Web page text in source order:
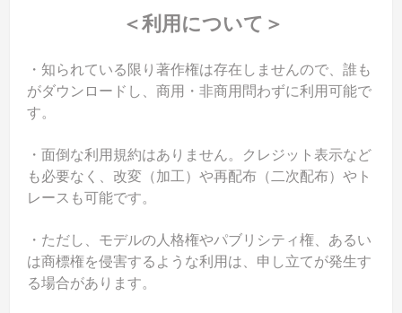
＜利用について＞
・知られている限り著作権は存在しませんので、誰も
がダウンロードし、商用・非商用問わずに利用可能で
す。
・面倒な利用規約はありません。クレジット表示など
も必要なく、改変（加工）や再配布（二次配布）やト
レースも可能です。
・ただし、モデルの人格権やパブリシティ権、あるい
は商標権を侵害するような利用は、申し立てが発生す
る場合があります。